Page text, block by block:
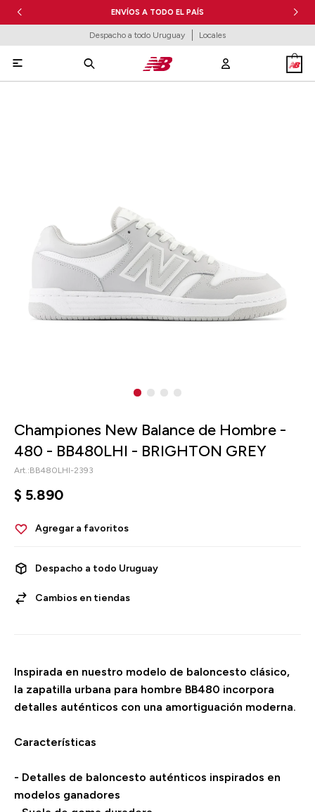
ENVÍOS A TODO EL PAÍS
Despacho a todo Uruguay Locales

Championes New Balance de Hombre -
480 - BB480LHI - BRIGHTON GREY
BB480LHI-2393
$ 5.890
Despacho a todo Uruguay
Cambios en tiendas
Inspirada en nuestro modelo de baloncesto clásico,
la zapatilla urbana para hombre BB480 incorpora
detalles auténticos con una amortiguación moderna.
Características
- Detalles de baloncesto auténticos inspirados en
modelos ganadores